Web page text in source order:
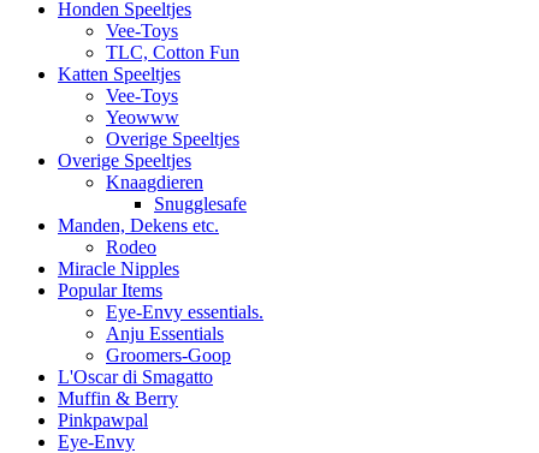
Honden Speeltjes
Vee-Toys
TLC, Cotton Fun
Katten Speeltjes
Vee-Toys
Yeowww
Overige Speeltjes
Overige Speeltjes
Knaagdieren
Snugglesafe
Manden, Dekens etc.
Rodeo
Miracle Nipples
Popular Items
Eye-Envy essentials.
Anju Essentials
Groomers-Goop
L'Oscar di Smagatto
Muffin & Berry
Pinkpawpal
Eye-Envy